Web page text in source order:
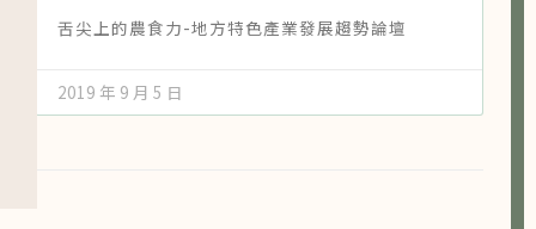
舌尖上的農食力-地方特色產業發展趨勢論壇
2019 年 9 月 5 日